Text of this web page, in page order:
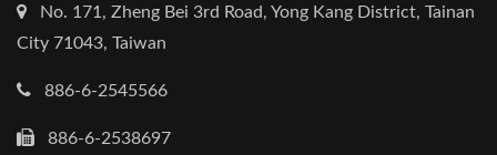
No. 171, Zheng Bei 3rd Road, Yong Kang District, Tainan
City 71043, Taiwan
886-6-2545566
886-6-2538697